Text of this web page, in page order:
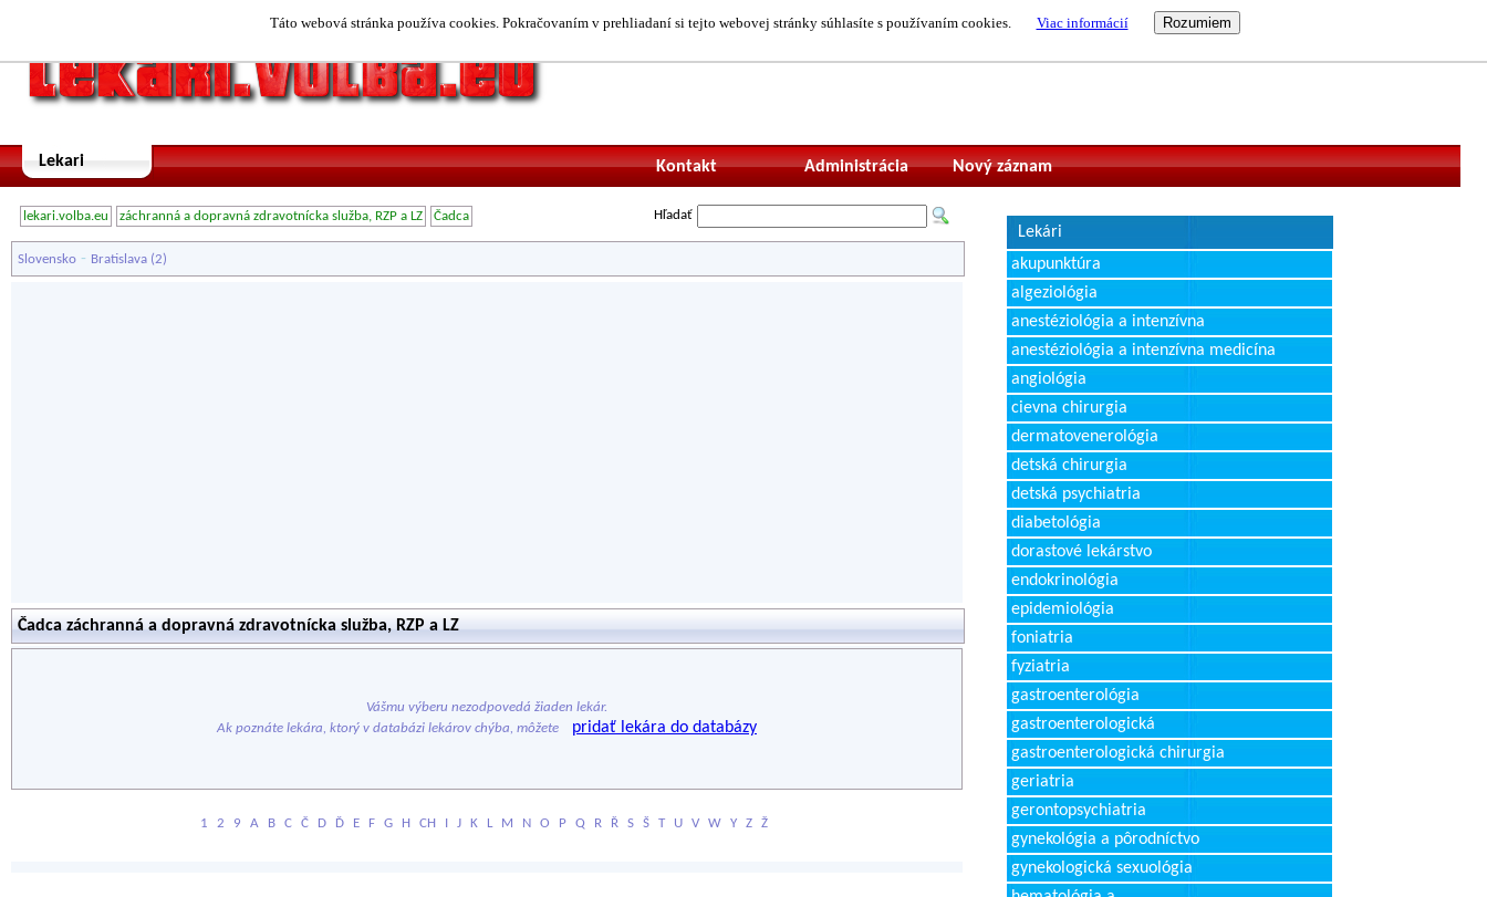
Táto webová stránka používa cookies. Pokračovaním v prehliadaní si tejto webovej stránky súhlasíte s používaním cookies. Viac informácií
Lekari Nový záznam
Administrácia
Kontakt
lekari.volba.eu záchranná a dopravná zdravotnícka služba, RZP a LZ Čadca Hľadať
Slovensko - Bratislava (2)
Čadca záchranná a dopravná zdravotnícka služba, RZP a LZ
Vášmu výberu nezodpovedá žiaden lekár.
Ak poznáte lekára, ktorý v databázi lekárov chýba, môžete
pridať lekára do databázy
1 2 9 A B C Č D Ď E F G H CH I J K L M N O P Q R Ř S Š T U V W Y Z Ž
Lekári
akupunktúra
algeziológia
anestéziológia a intenzívna
anestéziológia a intenzívna medicína
angiológia
cievna chirurgia
dermatovenerológia
detská chirurgia
detská psychiatria
diabetológia
dorastové lekárstvo
endokrinológia
epidemiológia
foniatria
fyziatria
gastroenterológia
gastroenterologická
gastroenterologická chirurgia
geriatria
gerontopsychiatria
gynekológia a pôrodníctvo
gynekologická sexuológia